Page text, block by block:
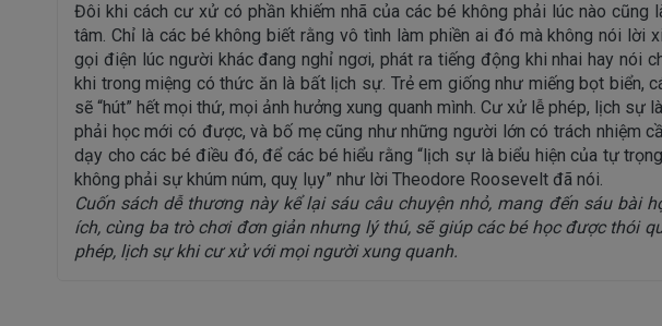
Đôi khi cách cư xử có phần khiếm nhã của các bé không phải lúc nào cũng
tâm. Chỉ là các bé không biết rằng vô tình làm phiền ai đó mà không nói lời
gọi điện lúc người khác đang nghỉ ngơi, phát ra tiếng động khi nhai hay nói
khi trong miệng có thức ăn là bất lịch sự. Trẻ em giống như miếng bọt biển,
sẽ “hút” hết mọi thứ, mọi ảnh hưởng xung quanh mình. Cư xử lễ phép, lịch sự
phải học mới có được, và bố mẹ cũng như những người lớn có trách nhiệm
dạy cho các bé điều đó, để các bé hiểu rằng “lịch sự là biểu hiện của tự
không phải sự khúm núm, quỵ lụy” như lời Theodore Roosevelt đã nói.
Cuốn sách dễ thương này kể lại sáu câu chuyện nhỏ, mang đến sáu bài
ích, cùng ba trò chơi đơn giản nhưng lý thú, sẽ giúp các bé học được thói
phép, lịch sự khi cư xử với mọi người xung quanh.